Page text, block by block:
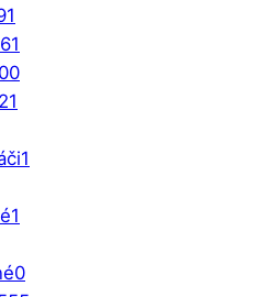
1
1
0
1
1
1
0